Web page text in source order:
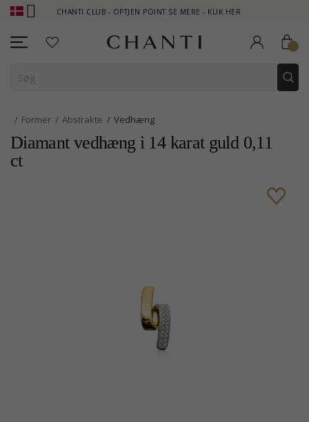
CHANTI CLUB - OPTJEN POINT SE MERE - KLIK HER
Former Abstrakte Vedhæng
Diamant vedhæng i 14 karat guld 0,11
ct